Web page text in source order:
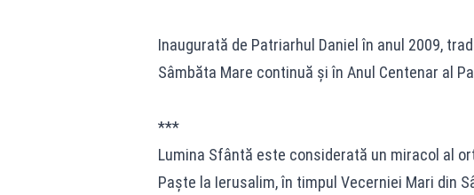
Inaugurată de Patriarhul Daniel în anul 2009,
Sâmbăta Mare continuă și în Anul Centenar al
***
Lumina Sfântă este considerată un miracol al
Paște la Ierusalim, în timpul Vecerniei Mari din